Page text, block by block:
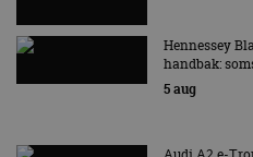
Hennessey
handbak:
5 aug
cf_clearance